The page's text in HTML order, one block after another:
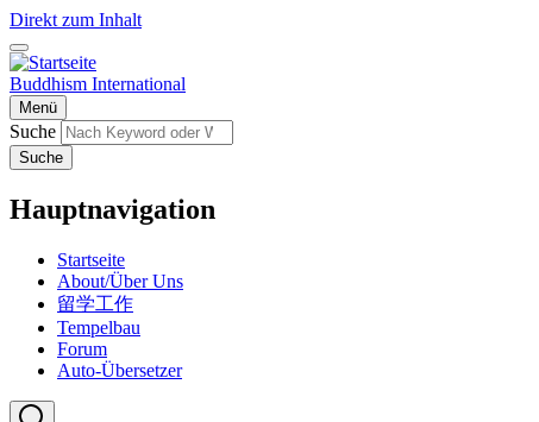
Direkt zum Inhalt
Buddhism International
Menü
Suche
Suche
Hauptnavigation
Startseite
About/Über Uns
留学工作
Tempelbau
Forum
Auto-Übersetzer